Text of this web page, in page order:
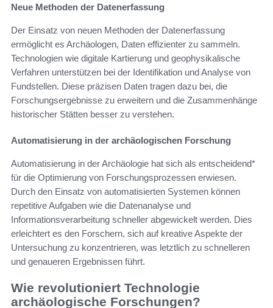
Neue Methoden der Datenerfassung
Der Einsatz von neuen Methoden der Datenerfassung
ermöglicht es Archäologen, Daten effizienter zu sammeln.
Technologien wie digitale Kartierung und geophysikalische
Verfahren unterstützen bei der Identifikation und Analyse von
Fundstellen. Diese präzisen Daten tragen dazu bei, die
Forschungsergebnisse zu erweitern und die Zusammenhänge
historischer Stätten besser zu verstehen.
Automatisierung in der archäologischen Forschung
Automatisierung in der Archäologie hat sich als entscheidend*
für die Optimierung von Forschungsprozessen erwiesen.
Durch den Einsatz von automatisierten Systemen können
repetitive Aufgaben wie die Datenanalyse und
Informationsverarbeitung schneller abgewickelt werden. Dies
erleichtert es den Forschern, sich auf kreative Aspekte der
Untersuchung zu konzentrieren, was letztlich zu schnelleren
und genaueren Ergebnissen führt.
Wie revolutioniert Technologie
archäologische Forschungen?